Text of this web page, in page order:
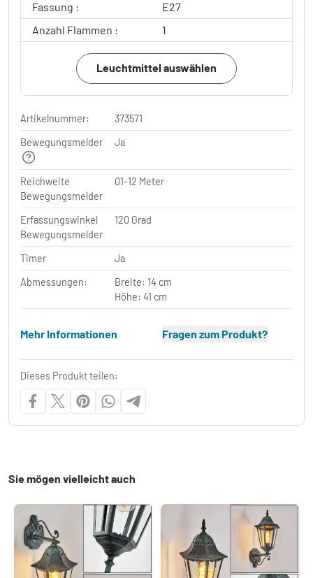
Fassung :
E27
Anzahl Flammen :
1
Leuchtmittel auswählen
Artikelnummer:
373571
Bewegungsmelder
Ja
Reichweite
Bewegungsmelder
01-12 Meter
Erfassungswinkel
Bewegungsmelder
120 Grad
Timer
Ja
Abmessungen:
Breite: 14 cm
Höhe: 41 cm
Mehr Informationen Fragen zum Produkt?
Dieses Produkt teilen:
Sie mögen vielleicht auch